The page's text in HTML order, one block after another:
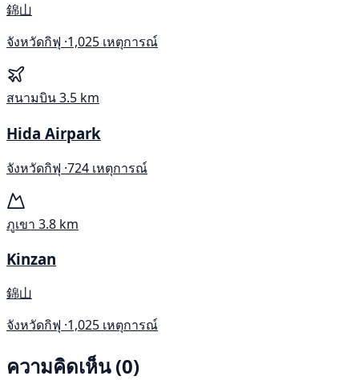
錦山
จังหวัดกิฟุ ·1,025 เหตุการณ์
สนามบิน3.5 km
Hida Airpark
จังหวัดกิฟุ ·724 เหตุการณ์
ภูเขา 3.8 km
Kinzan
錦山
จังหวัดกิฟุ ·1,025 เหตุการณ์
ความคิดเห็น (0)